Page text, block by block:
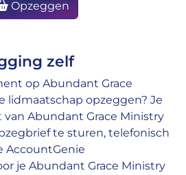
Opzeggen
zelf
op Abundant Grace
lidmaatschap opzeggen? Je
Abundant Grace Ministry
te sturen, telefonisch
AccountGenie
je Abundant Grace Ministry